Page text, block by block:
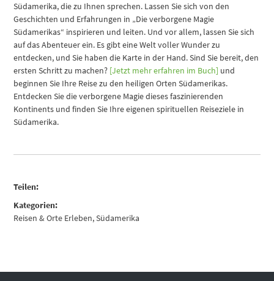
Südamerika, die zu Ihnen sprechen. Lassen Sie sich von den
Geschichten und Erfahrungen in „Die verborgene Magie
Südamerikas“ inspirieren und leiten. Und vor allem, lassen Sie sich
auf das Abenteuer ein. Es gibt eine Welt voller Wunder zu
entdecken, und Sie haben die Karte in der Hand. Sind Sie bereit, den
ersten Schritt zu machen? [Jetzt mehr erfahren im Buch] und
beginnen Sie Ihre Reise zu den heiligen Orten Südamerikas.
Entdecken Sie die verborgene Magie dieses faszinierenden
Kontinents und finden Sie Ihre eigenen spirituellen Reiseziele in
Südamerika.
Teilen:
Kategorien:
Reisen & Orte Erleben,Südamerika